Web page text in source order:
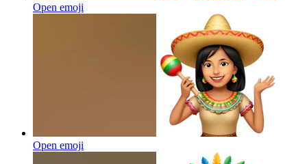
Open emoji
Open emoji